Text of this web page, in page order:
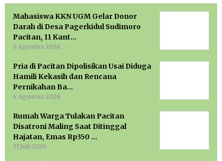
Mahasiswa KKN UGM Gelar Donor
Darah di Desa Pagerkidul Sudimoro
Pacitan, 11 Kant…
6 Agustus 2026
Pria di Pacitan Dipolisikan Usai Diduga
Hamili Kekasih dan Rencana
Pernikahan Ba…
4 Agustus 2026
Rumah Warga Tulakan Pacitan
Disatroni Maling Saat Ditinggal
Hajatan, Emas Rp350 …
31 Juli 2026